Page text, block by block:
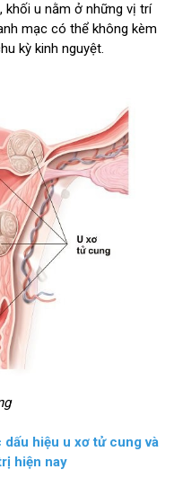
khối u nằm ở những vị trí
mạc có thể không kèm
kỳ kinh nguyệt.
dấu hiệu u xơ tử cung và
hiện nay